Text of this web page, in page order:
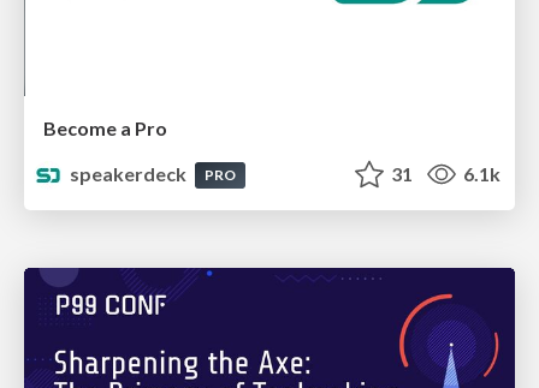
Become a Pro
speakerdeck
PRO 31 6.1k